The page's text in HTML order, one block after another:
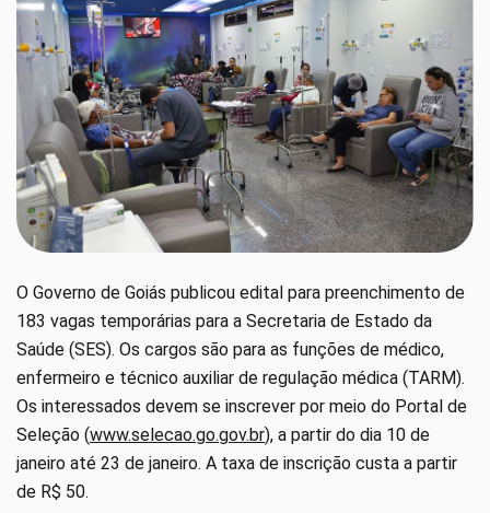
O Governo de Goiás publicou edital para preenchimento de
183 vagas temporárias para a Secretaria de Estado da
Saúde (SES). Os cargos são para as funções de médico,
enfermeiro e técnico auxiliar de regulação médica (TARM).
Os interessados devem se inscrever por meio do Portal de
Seleção (www.selecao.go.gov.br), a partir do dia 10 de
janeiro até 23 de janeiro. A taxa de inscrição custa a partir
de R$ 50.